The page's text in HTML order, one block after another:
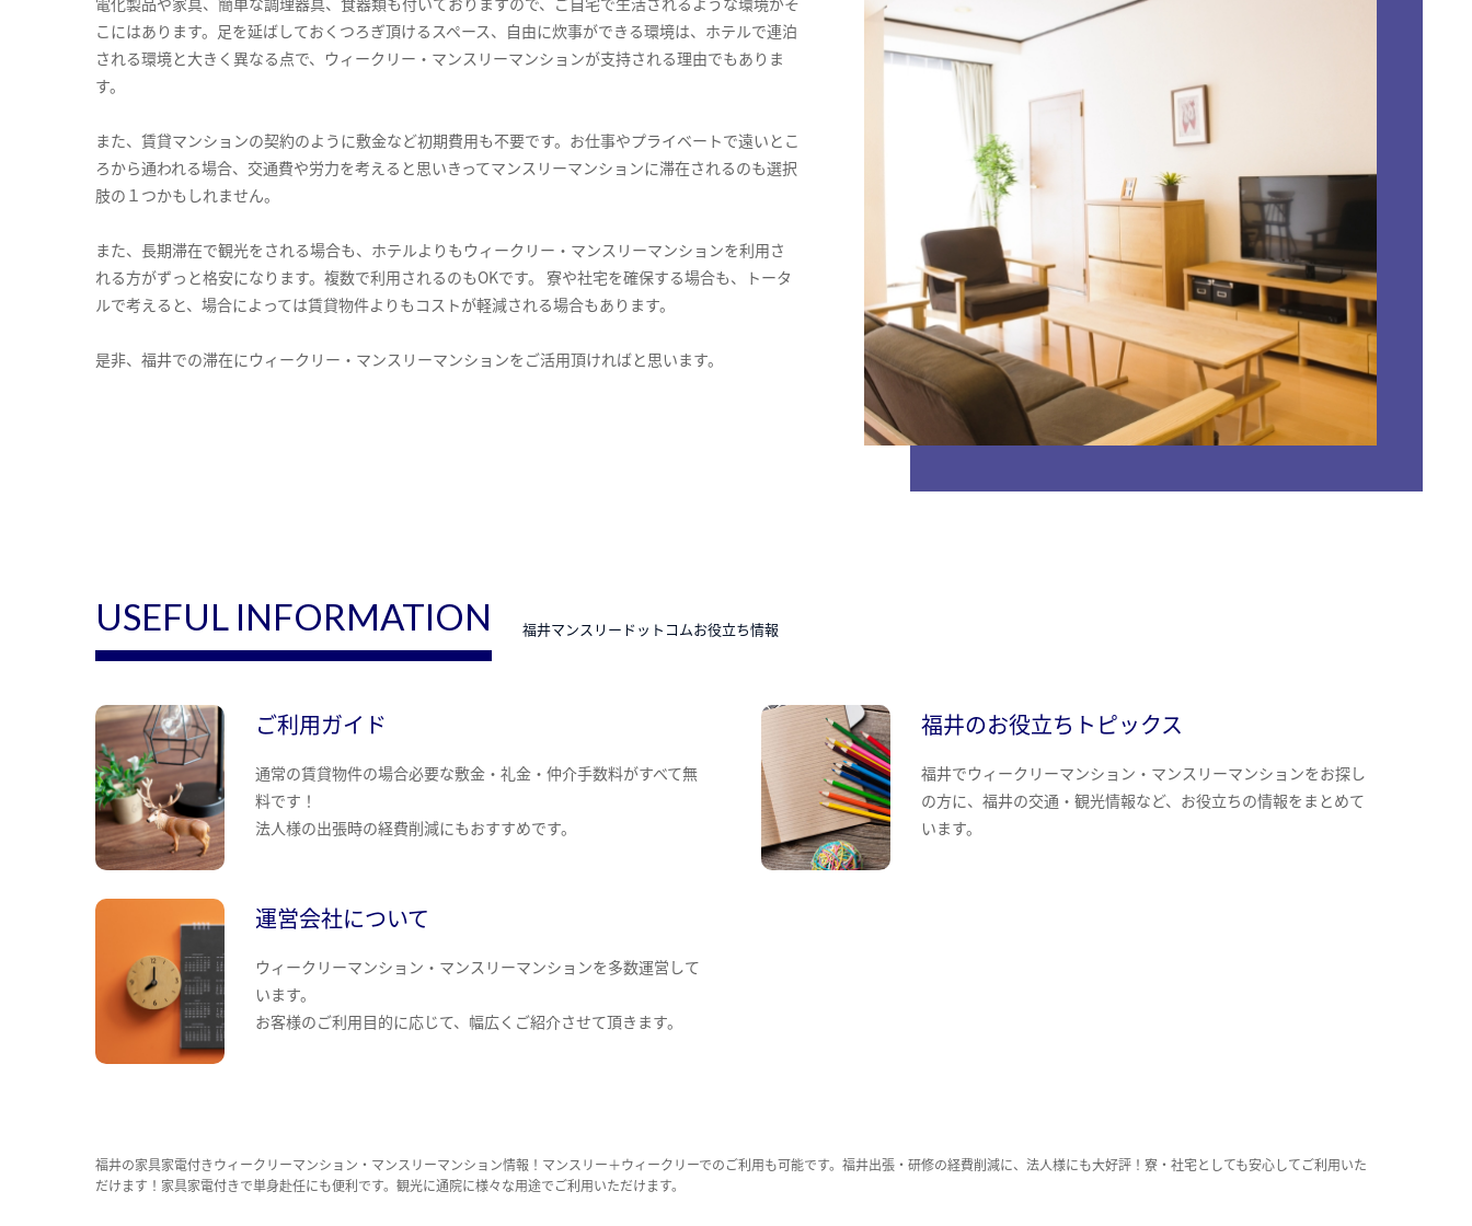
こにはあります。足を延ばしておくつろぎ頂けるスペース、自由に炊事ができる環境は、ホテルで連泊
される環境と大きく異なる点で、ウィークリー・マンスリーマンションが支持される理由でもありま
す。
また、賃貸マンションの契約のように敷金など初期費用も不要です。お仕事やプライベートで遠いとこ
ろから通われる場合、交通費や労力を考えると思いきってマンスリーマンションに滞在されるのも選択
肢の１つかもしれません。
また、長期滞在で観光をされる場合も、ホテルよりもウィークリー・マンスリーマンションを利用さ
れる方がずっと格安になります。複数で利用されるのもOKです。 寮や社宅を確保する場合も、トータ
ルで考えると、場合によっては賃貸物件よりもコストが軽減される場合もあります。
是非、福井での滞在にウィークリー・マンスリーマンションをご活用頂ければと思います。
USEFUL INFORMATION 福井マンスリードットコムお役立ち情報
ご利用ガイド
通常の賃貸物件の場合必要な敷金・礼金・仲介手数料がすべて無
料です！
法人様の出張時の経費削減にもおすすめです。
福井のお役立ちトピックス
福井でウィークリーマンション・マンスリーマンションをお探し
の方に、福井の交通・観光情報など、お役立ちの情報をまとめて
います。
運営会社について
ウィークリーマンション・マンスリーマンションを多数運営して
います。
お客様のご利用目的に応じて、幅広くご紹介させて頂きます。
福井の家具家電付きウィークリーマンション・マンスリーマンション情報！マンスリー＋ウィークリーでのご利用も可能です。福井出張・研修の経費削減に、法人様にも大好評！寮・社宅としても安心してご利用いた
だけます！家具家電付きで単身赴任にも便利です。観光に通院に様々な用途でご利用いただけます。